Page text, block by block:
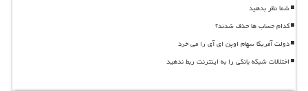
شما نظر بدهید
کدام حساب ها حذف شدند؟
دولت آمریکا سهام اوپن ای آی را می خرد
اختلالات شبکه بانکی را به اینترنت ربط ندهید